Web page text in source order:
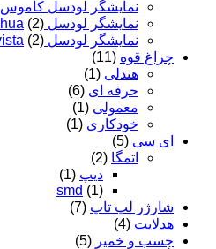
نمایشگر لودسل کاموس
نمایشگر لودسل yaohua (2)
نمایشگر لودسل vista (2)
چراغ قوه (11)
هندلی (1)
حرفه ای (6)
معمولی (1)
خودکاری (1)
ای سی (5)
اتمگا (2)
دیپ (1)
smd (1)
شارژر لپ تاپ (7)
هدلایت (4)
چسب و خمیر (5)